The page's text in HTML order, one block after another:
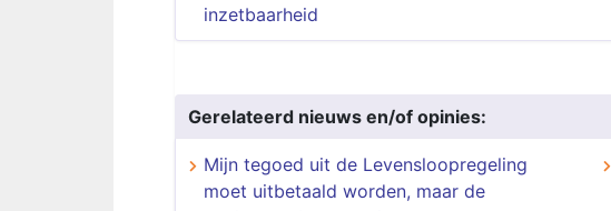
inzetbaarheid
Gerelateerd nieuws en/of opinies:
Mijn tegoed uit de Levensloopregeling
moet uitbetaald worden, maar de